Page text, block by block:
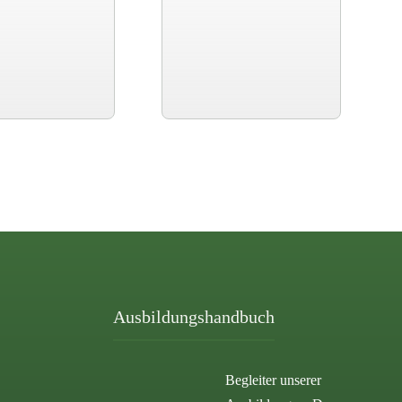
Ausbildungshandbuch
Begleiter unserer